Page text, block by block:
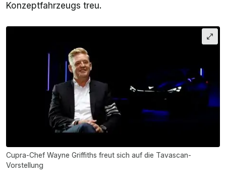
Konzeptfahrzeugs treu.
Cupra-Chef Wayne Griffiths freut sich auf die Tavascan-
Vorstellung